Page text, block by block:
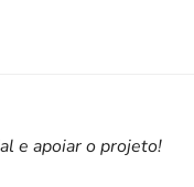
e apoiar o projeto!